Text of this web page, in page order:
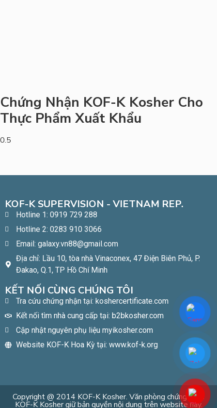
Chứng Nhận KOF-K Kosher Cho
Thực Phẩm Xuất Khẩu
KOF-K SUPERVISION - VIETNAM REP.
Hotline 1: 0919 729 288
Hotline 2: 0283 910 3066
Email: galaxy.vn88@gmail.com
Địa chỉ: Lầu 10, tòa nhà Vinaconex, 47 Điện Biên Phủ, P.
Đakao, Q.1, TP Hồ Chí Minh​
KẾT NỐI CÙNG CHÚNG TÔI
Tra cứu chứng nhận tại: koshercertificate.com
Kết nối tìm nhà cung cấp tại: b2bkosher.com
Cập nhật nguyên phụ liệu myikosher.com
Website KOF-K Hoa Kỳ tại: www.kof-k.org
Copyright @ 2014 KOF-K Kosher. Văn phòng chứng nhận
KOF-K Kosher giữ bản quyền nội dung trên website này.